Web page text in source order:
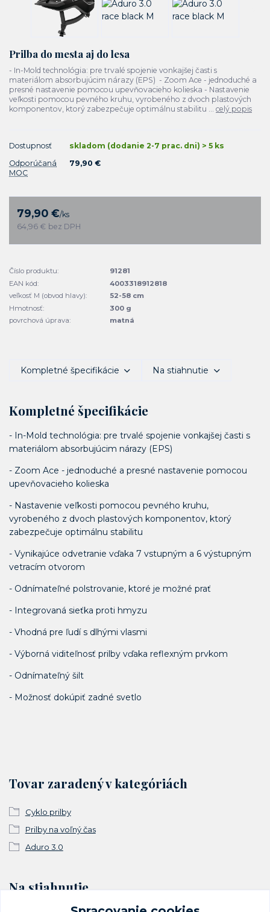
Prilba do mesta aj do lesa
- In-Mold technológia: pre trvalé spojenie vonkajšej časti s
materiálom absorbujúcim nárazy (EPS) - Zoom Ace - jednoduché a
presné nastavenie pomocou upevňovacieho kolieska - Nastavenie
veľkosti pomocou pevného kruhu, vyrobeného z dvoch plastových
komponentov, ktorý zabezpečuje optimálnu stabilitu ... celý popis
Dostupnosť
skladom (dodanie 2-7 prac. dni) > 5 ks
Odporúčaná
MOC
79,90 €
79,90 €/ks
64,96 € bez DPH
Číslo produktu:
91281
EAN kód:
4003318912818
veľkosť M (obvod hlavy):
52-58 cm
Hmotnosť:
300 g
povrchová úprava:
matná
Kompletné špecifikácie Na stiahnutie
Kompletné špecifikácie
- In-Mold technológia: pre trvalé spojenie vonkajšej časti s
materiálom absorbujúcim nárazy (EPS)
- Zoom Ace - jednoduché a presné nastavenie pomocou
upevňovacieho kolieska
- Nastavenie veľkosti pomocou pevného kruhu,
vyrobeného z dvoch plastových komponentov, ktorý
zabezpečuje optimálnu stabilitu
- Vynikajúce odvetranie vďaka 7 vstupným a 6 výstupným
vetracím otvorom
- Odnímateľné polstrovanie, ktoré je možné prať
- Integrovaná sieťka proti hmyzu
- Vhodná pre ľudí s dlhými vlasmi
- Výborná viditeľnosť prilby vďaka reflexným prvkom
- Odnímateľný šilt
- Možnosť dokúpiť zadné svetlo
Tovar zaradený v kategóriách
Cyklo prilby
Prilby na voľný čas
Aduro 3.0
Na stiahnutie